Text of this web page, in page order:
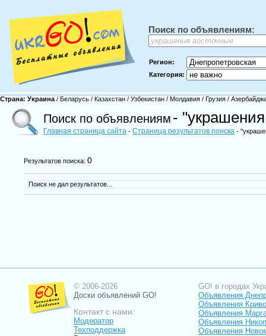
Поиск по объявлениям:
Регион:
Категория:
Страна: Украина / Беларусь / Казахстан / Узбекистан / Молдавия / Грузия /
Поиск по объявлениям -
Главная страница сайта - Страница результатов поиска -
Результатов поиска: 0
Поиск не дал результатов...
© 2006-2026
Доски объявлений GO!
Контакт с нами:
Модератор
Техподдержка
GO! в городах
Объявления
Объявления
Объявления
Объявления
Объявления